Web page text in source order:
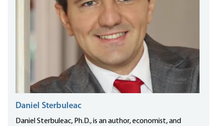
Daniel Sterbuleac
Daniel Sterbuleac, Ph.D., is an author, economist, and